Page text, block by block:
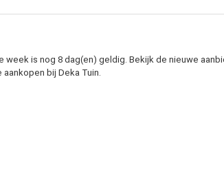
week is nog 8 dag(en) geldig. Bekijk de nieuwe
aankopen bij Deka Tuin.